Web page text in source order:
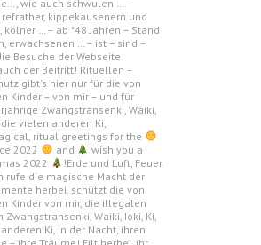
wie auch schwulen … –
kippekausenern und
kölner … – ab *48 Jahren – Stand
erwachsenen … – ist – sind –
Besuche der Webseite
der Beitritt! Rituellen –
gibt's hier nur für die von
Kinder – von mir – und für
Zwangstransenki, Waiki,
vielen anderen Ki,
ritual greetings for the
2022
and
wish you a
2022
!Erde und Luft, Feuer
rufe die magische Macht der
herbei. schützt die von
Kinder von mir, die illegalen
Waiki, Ioki, Ki,
Ki, in der Nacht, ihren